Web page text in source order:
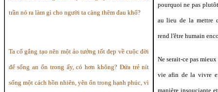
trần nó ra làm gì cho người ta càng thêm đau khổ?
Ta cố gắng tạo nên một ảo tưởng tốt đẹp về cuộc đời
để sống an ổn trong ấy, có hơn không? Đứa trẻ nít
sống một cách hồn nhiên, yên ổn trong hạnh phúc, vì
pourquoi ne pas
au lieu de la mettre
rend l'être humain
Ne serait-ce pas
vie afin de la vivre
manière insouciante